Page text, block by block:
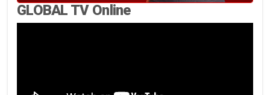
GLOBAL TV Online